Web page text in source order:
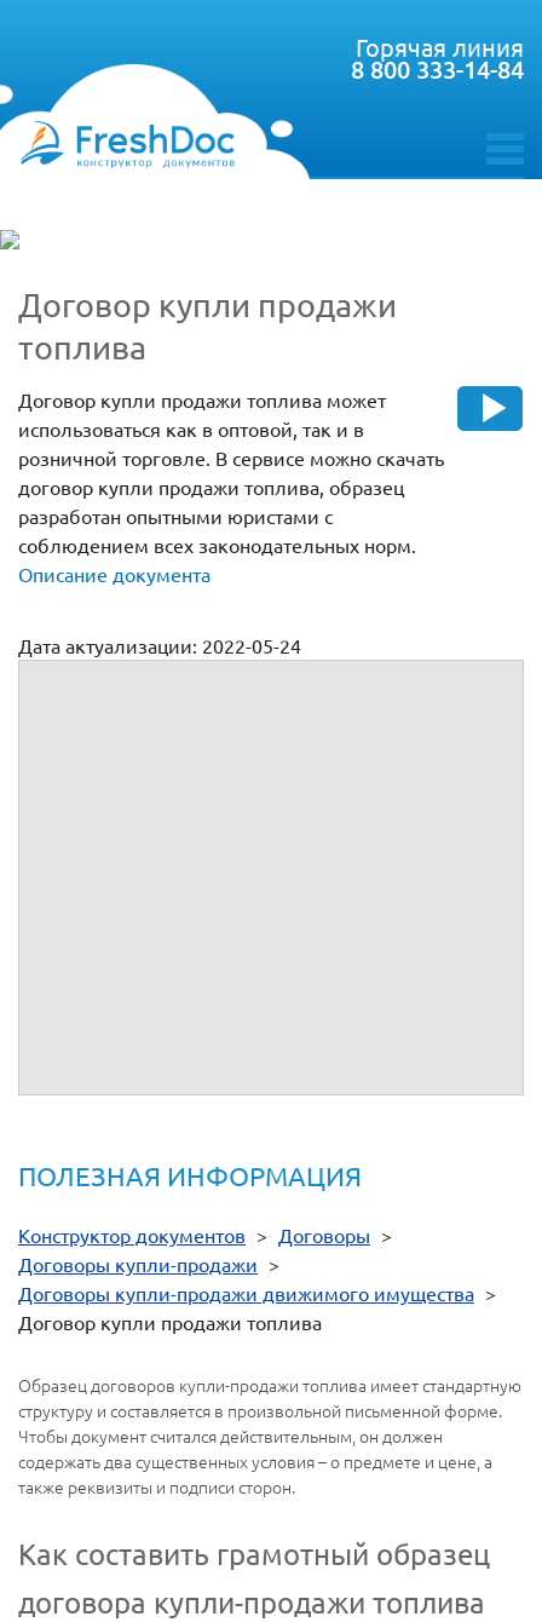
toggle
Горячая линия
8 800 333-14-84
Договор купли продажи
топлива
Договор купли продажи топлива может
использоваться как в оптовой, так и в
розничной торговле. В сервисе можно скачать
договор купли продажи топлива, образец
разработан опытными юристами с
соблюдением всех законодательных норм.
Описание документа
Дата актуализации: 2022-05-24
ПОЛЕЗНАЯ ИНФОРМАЦИЯ
Конструктор документов > Договоры >
Договоры купли-продажи >
Договоры купли-продажи движимого имущества >
Договор купли продажи топлива
Образец договоров купли-продажи топлива имеет стандартную
структуру и составляется в произвольной письменной форме.
Чтобы документ считался действительным, он должен
содержать два существенных условия – о предмете и цене, а
также реквизиты и подписи сторон.
Как составить грамотный образец
договора купли-продажи топлива